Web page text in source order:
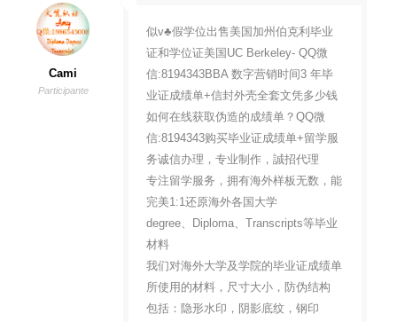
Cami
Participante
似v♣假学位出售美国加州伯克利毕业
证和学位证美国UC Berkeley- QQ微
信:8194343BBA 数字营销时间3 年毕
业证成绩单+信封外壳全套文凭多少钱
如何在线获取伪造的成绩单？QQ微
信:8194343购买毕业证成绩单+留学服
务诚信办理，专业制作，誠招代理
专注留学服务，拥有海外样板无数，能
完美1:1还原海外各国大学
degree、Diploma、Transcripts等毕业
材料
我们对海外大学及学院的毕业证成绩单
所使用的材料，尺寸大小，防伪结构
包括：隐形水印，阴影底纹，钢印